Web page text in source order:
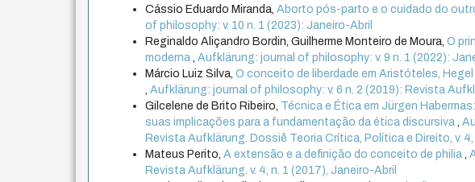
Cássio Eduardo Miranda,Aborto pós-parto e o cuidado do
of philosophy: v. 10 n. 1 (2023): Janeiro-Abril
Reginaldo Aliçandro Bordin, Guilherme Monteiro de Moura,O
moderna ,Aufklärung: journal of philosophy: v. 9 n. 1 (2022):
Márcio Luiz Silva,O conceito de liberdade em Aristóteles,
,Aufklärung: journal of philosophy: v. 6 n. 2 (2019): Revista
Gilcelene de Brito Ribeiro, Técnica e Ética em Jürgen
suas implicações para a fundamentação da ética discursiva ,
Revista Aufklärung. Dossiê Teoria Crítica, Política e Direito, v. 4,
Mateus Perito,A extensão e a definição do conceito de philia ,
Revista Aufklärung. v. 4, n. 1 (2017), Janeiro-Abril